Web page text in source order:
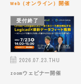
Web（オンライン）開催
受付終了
2026.07.23.THU
zoomウェビナー開催